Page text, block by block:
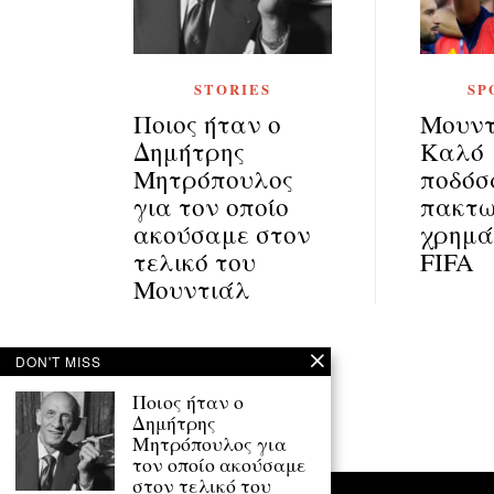
STORIES
Ποιος ήταν ο
Δημήτρης
Μητρόπουλος
για τον οποίο
ακούσαμε στον
τελικό του
Μουντιάλ
Καλό
FIFA
Πλοήγηση
άρθρων
DON'T MISS
Ποιος ήταν ο
Δημήτρης
Μητρόπουλος για
τον οποίο ακούσαμε
στον τελικό του